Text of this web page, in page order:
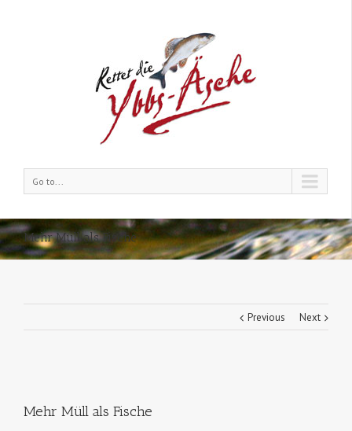
Go to...
Mehr Müll als Fische
Previous Next
Mehr Müll als Fische